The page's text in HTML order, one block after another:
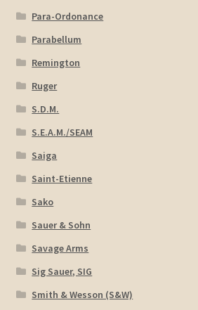
Para-Ordonance
Parabellum
Remington
Ruger
S.D.M.
S.E.A.M./SEAM
Saiga
Saint-Etienne
Sako
Sauer & Sohn
Savage Arms
Sig Sauer, SIG
Smith & Wesson (S&W)